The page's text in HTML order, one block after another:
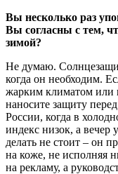
Вы несколько раз
Вы согласны с тем,
зимой?
Не думаю.
когда он необходим.
жарким климатом или
наносите защиту
России, когда в
индекс низок, а вечер
делать не стоит – он
на коже, не исполняя
на рекламу, а